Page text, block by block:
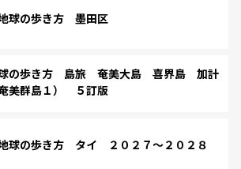
球の歩き方 墨田区
の歩き方 島旅 奄美大島 喜界島 加計
美群島１） ５訂版
球の歩き方 タイ ２０２７～２０２８